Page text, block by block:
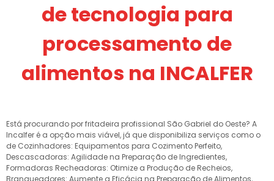
de tecnologia para
processamento de
alimentos na INCALFER
Está procurando por fritadeira profissional São Gabriel do Oeste? A
Incalfer é a opção mais viável, já que disponibiliza serviços como o
de Cozinhadores: Equipamentos para Cozimento Perfeito,
Descascadoras: Agilidade na Preparação de Ingredientes,
Formadoras Recheadoras: Otimize a Produção de Recheios,
Branqueadores: Aumente a Eficácia na Preparação de Alimentos,